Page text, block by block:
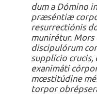
dum a Dómino
præséntiæ
resurrectiónis
munirétur. Mors
discipulórum
supplício crucis,
exanimáti
mœstitúdine
torpor